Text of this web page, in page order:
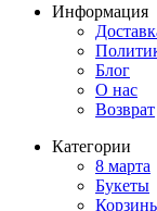
Информация
Блог
О нас
Возврат
Категории
8 марта
Букеты